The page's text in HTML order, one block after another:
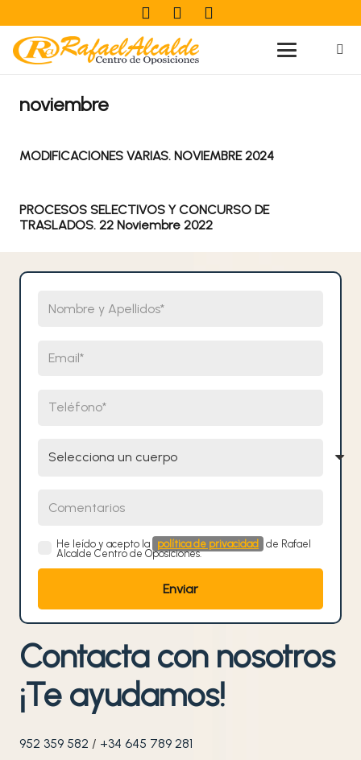
noviembre
MODIFICACIONES VARIAS. NOVIEMBRE 2024
PROCESOS SELECTIVOS Y CONCURSO DE
TRASLADOS. 22 Noviembre 2022
He leído y acepto la política de privacidad
de Rafael
Alcalde Centro de Oposiciones.
Contacta con nosotros
¡Te ayudamos!
952 359 582 / +34 645 789 281